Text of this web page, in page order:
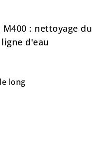
: nettoyage du
d'eau
long